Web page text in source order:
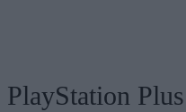
PlayStation